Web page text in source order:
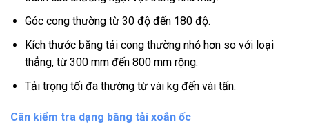
Góc cong thường từ 30 độ đến 180 độ.
Kích thước băng tải cong thường nhỏ hơn so với loại
thẳng, từ 300 mm đến 800 mm rộng.
Tải trọng tối đa thường từ vài kg đến vài tấn.
Cân kiểm tra dạng băng tải xoắn ốc